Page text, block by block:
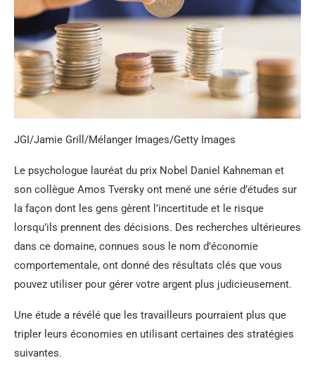
JGI/Jamie Grill/Mélanger Images/Getty Images
Le psychologue lauréat du prix Nobel Daniel Kahneman et
son collègue Amos Tversky ont mené une série d’études sur
la façon dont les gens gèrent l’incertitude et le risque
lorsqu’ils prennent des décisions. Des recherches ultérieures
dans ce domaine, connues sous le nom d’économie
comportementale, ont donné des résultats clés que vous
pouvez utiliser pour gérer votre argent plus judicieusement.
Une étude a révélé que les travailleurs pourraient plus que
tripler leurs économies en utilisant certaines des stratégies
suivantes.